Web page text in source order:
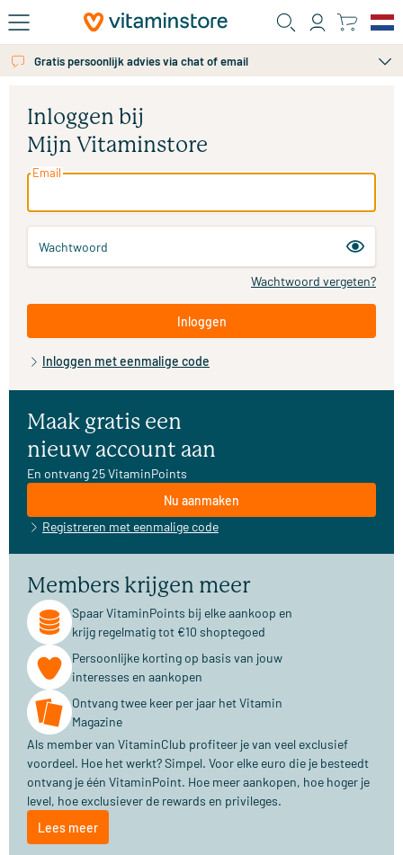
Ga naar de hoofdinhoud
Gratis persoonlijk advies via chat of email
Inloggen bij
Mijn Vitaminstore
Email
Wachtwoord
Wachtwoord vergeten?
Inloggen
Inloggen met eenmalige code
Maak gratis een
nieuw account aan
En ontvang 25 VitaminPoints
Nu aanmaken
Registreren met eenmalige code
Members krijgen meer
Spaar VitaminPoints bij elke aankoop en
krijg regelmatig tot €10 shoptegoed
Persoonlijke korting op basis van jouw
interesses en aankopen
Ontvang twee keer per jaar het Vitamin
Magazine
Als member van VitaminClub profiteer je van veel exclusief
voordeel. Hoe het werkt? Simpel. Voor elke euro die je besteedt
ontvang je één VitaminPoint. Hoe meer aankopen, hoe hoger je
level, hoe exclusiever de rewards en privileges.
Lees meer